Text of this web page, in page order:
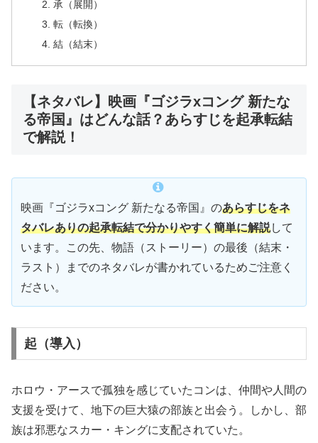
承（展開）
転（転換）
結（結末）
【ネタバレ】映画『ゴジラxコング 新たな
る帝国』はどんな話？あらすじを起承転結
で解説！
映画『ゴジラxコング 新たなる帝国』のあらすじをネ
タバレありの起承転結で分かりやすく簡単に解説して
います。この先、物語（ストーリー）の最後（結末・
ラスト）までのネタバレが書かれているためご注意く
ださい。
起（導入）
ホロウ・アースで孤独を感じていたコンは、仲間や人間の
支援を受けて、地下の巨大猿の部族と出会う。しかし、部
族は邪悪なスカー・キングに支配されていた。